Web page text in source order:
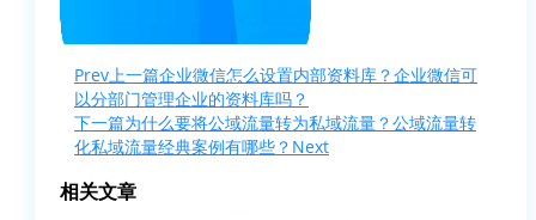
Prev 上一篇企业微信怎么设置内部资料库？企业微信可
以分部门管理企业的资料库吗？
下一篇为什么要将公域流量转为私域流量？公域流量转
化私域流量经典案例有哪些？ Next
相关文章